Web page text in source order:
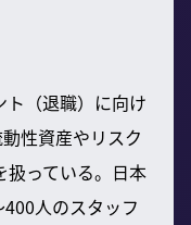
（退職）に向け
性資産やリスク
扱っている。日本
人のスタッフ